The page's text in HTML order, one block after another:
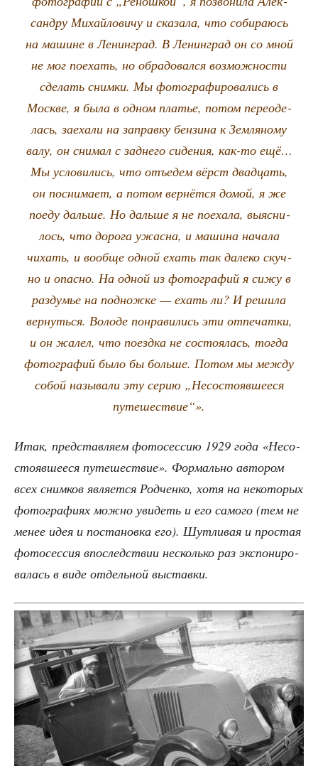
сан­дру Михай­ло­ви­чу и ска­за­ла, что соби­ра­юсь
на машине в Ленин­град. В Ленин­град он со мной
не мог поехать, но обра­до­вал­ся воз­мож­но­сти
сде­лать сним­ки. Мы фото­гра­фи­ро­ва­лись в
Москве, я была в одном пла­тье, потом пере­оде­
лась, заеха­ли на заправ­ку бен­зи­на к Зем­ля­но­му
валу, он сни­мал с зад­не­го сиде­ния, как-то ещё…
Мы усло­ви­лись, что отъ­едем вёрст два­дцать,
он посни­ма­ет, а потом вер­нёт­ся домой, я же
поеду даль­ше. Но даль­ше я не поеха­ла, выяс­ни­
лось, что доро­га ужас­на, и маши­на нача­ла
чихать, и вооб­ще одной ехать так дале­ко скуч­
но и опас­но. На одной из фото­гра­фий я сижу в
раз­ду­мье на под­нож­ке — ехать ли? И реши­ла
вер­нуть­ся. Воло­де понра­ви­лись эти отпе­чат­ки,
и он жалел, что поезд­ка не состо­я­лась, тогда
фото­гра­фий было бы боль­ше. Потом мы меж­ду
собой назы­ва­ли эту серию „Несо­сто­яв­ше­е­ся
путешествие“».
Итак, пред­став­ля­ем фото­сес­сию 1929 года «Несо­
сто­яв­ше­е­ся путе­ше­ствие». Фор­маль­но авто­ром
всех сним­ков явля­ет­ся Род­чен­ко, хотя на неко­то­рых
фото­гра­фи­ях мож­но уви­деть и его само­го (тем не
менее идея и поста­нов­ка его). Шут­ли­вая и про­стая
фото­сес­сия впо­след­ствии несколь­ко раз экс­по­ни­ро­
ва­лась в виде отдель­ной выставки.